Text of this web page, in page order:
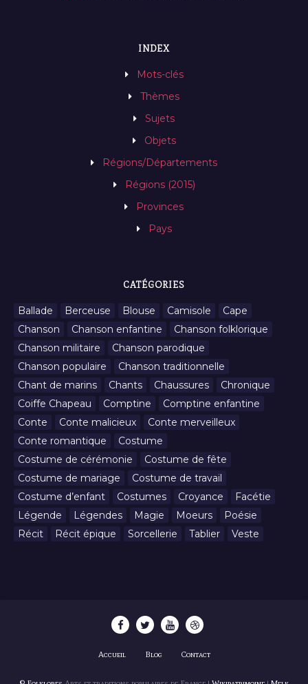
INDEX
Mots-clés
Thèmes
Sujets
Objets
Régions/Départements
Régions (2015)
Provinces
Pays
CATÉGORIES
Ballade Berceuse Blouse Camisole
Cape
Chanson
Chanson enfantine
Chanson folklorique
Chanson militaire
Chanson parodique
Chanson populaire
Chanson traditionnelle
Chant de marins
Chants Chaussures
Chronique
Coiffe Chapeau
Comptine
Comptine enfantine
Conte
Conte malicieux
Conte merveilleux
Conte romantique
Costume
Costume de cérémonie
Costume de fête
Costume de mariage
Costume de travail
Costume d’enfant
Costumes Croyance
Facétie
Légende
Légendes Magie Moeurs
Poésie
Récit
Récit épique Sorcellerie Tablier Veste
Accueil Blog Contact